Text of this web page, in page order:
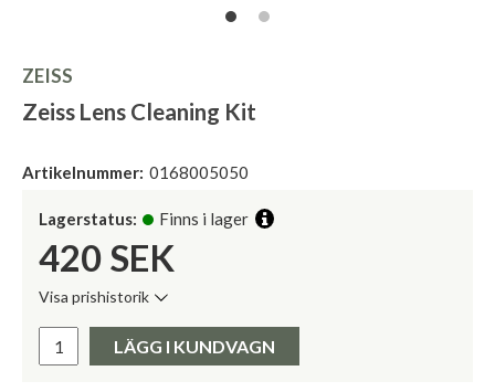
ZEISS
Zeiss Lens Cleaning Kit
Artikelnummer: 0168005050
Lagerstatus: Finns i lager
420 SEK
Visa prishistorik
Pris:
LÄGG I KUNDVAGN